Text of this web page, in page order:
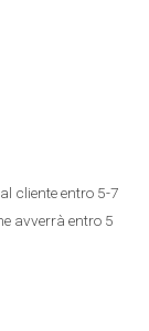
cliente entro 5-7
avverrà entro 5